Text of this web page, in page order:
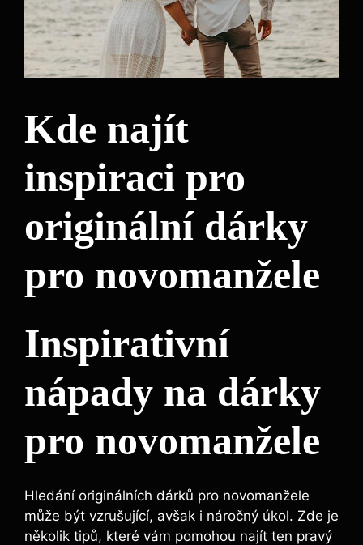
Kde najít
inspiraci pro
originální dárky
pro novomanžele
Inspirativní
nápady na dárky
pro novomanžele
Hledání originálních dárků pro novomanžele
může být vzrušující, avšak i náročný úkol. Zde je
několik tipů, které vám pomohou najít ten pravý